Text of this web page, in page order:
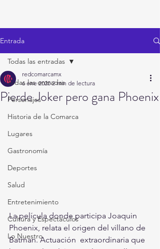
Entrada
Todas las entradas
Personajes
Historia de la Comarca
Lugares
Gastronomía
Deportes
Salud
Entretenimiento
Cultura y Espectáculos
Lo Nuestro
Todas las entradas
Pierde Joker pero gana Phoenix
redcomarcamx
6 ene 2020 2 min de lectura
La película donde participa Joaquin
Phoenix, relata el origen del villano de
Batman. Actuación  extraordinaria que